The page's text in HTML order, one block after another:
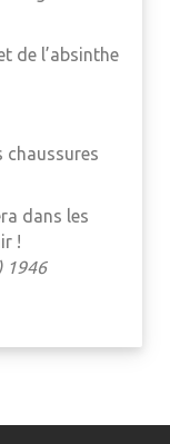
de l’absinthe
chaussures
dans les
!
1946